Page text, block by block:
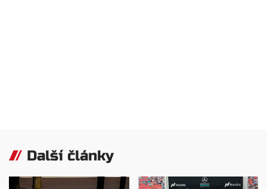
Další články